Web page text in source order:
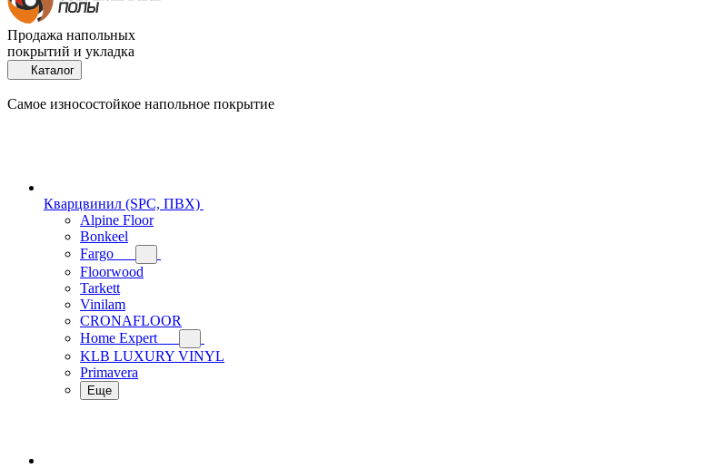
Продажа напольных
покрытий и укладка
Каталог
Самое износостойкое напольное покрытие
Кварцвинил (SPC, ПВХ)
Alpine Floor
Bonkeel
Fargo
Floorwood
Tarkett
Vinilam
CRONAFLOOR
Home Expert
KLB LUXURY VINYL
Primavera
Еще